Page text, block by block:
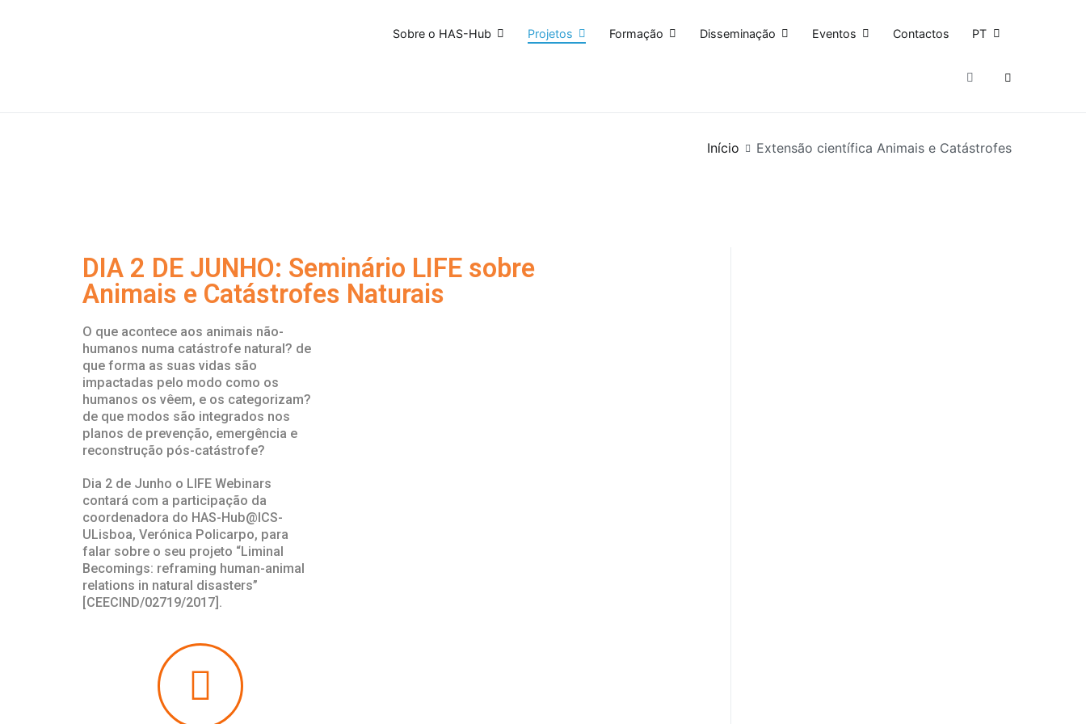
Sobre o HAS-Hub Projetos Formação Disseminação Eventos Contactos PT
Início Extensão científica Animais e Catástrofes
DIA 2 DE JUNHO: Seminário LIFE sobre
Animais e Catástrofes Naturais
O que acontece aos animais não-
humanos numa catástrofe natural? de
que forma as suas vidas são
impactadas pelo modo como os
humanos os vêem, e os categorizam?
de que modos são integrados nos
planos de prevenção, emergência e
reconstrução pós-catástrofe?
Dia 2 de Junho o LIFE Webinars
contará com a participação da
coordenadora do HAS-Hub@ICS-
ULisboa, Verónica Policarpo, para
falar sobre o seu projeto “Liminal
Becomings: reframing human-animal
relations in natural disasters”
[CEECIND/02719/2017].